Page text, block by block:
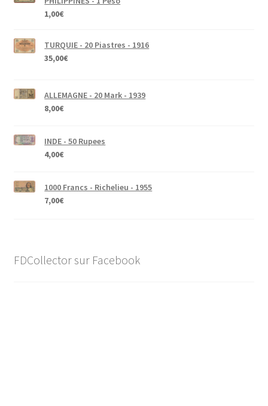
1,00€
TURQUIE - 20 Piastres - 1916
35,00€
ALLEMAGNE - 20 Mark - 1939
8,00€
INDE - 50 Rupees
4,00€
1000 Francs - Richelieu - 1955
7,00€
FDCollector sur Facebook